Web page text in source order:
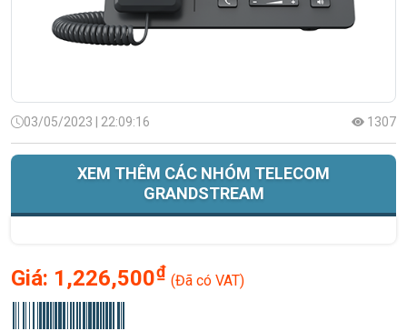
03/05/2023 | 22:09:16 1307
XEM THÊM CÁC NHÓM TELECOM
GRANDSTREAM
Giá: 1,226,500₫ (Đã có VAT)